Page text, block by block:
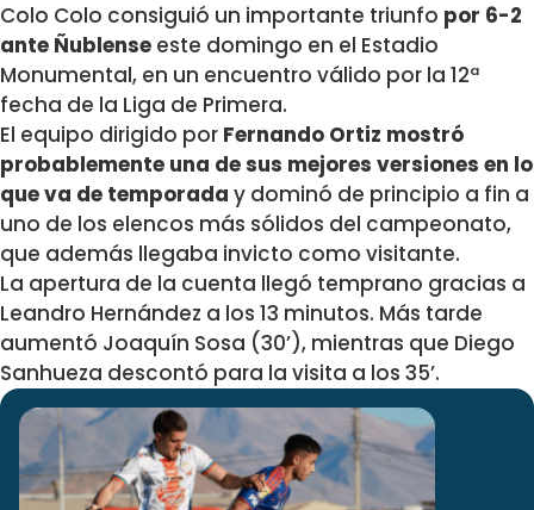
Colo Colo consiguió un importante triunfo por 6-2
ante Ñublense este domingo en el Estadio
Monumental, en un encuentro válido por la 12ª
fecha de la Liga de Primera.
El equipo dirigido por Fernando Ortiz mostró
probablemente una de sus mejores versiones en lo
que va de temporada y dominó de principio a fin a
uno de los elencos más sólidos del campeonato,
que además llegaba invicto como visitante.
La apertura de la cuenta llegó temprano gracias a
Leandro Hernández a los 13 minutos. Más tarde
aumentó Joaquín Sosa (30’), mientras que Diego
Sanhueza descontó para la visita a los 35’.